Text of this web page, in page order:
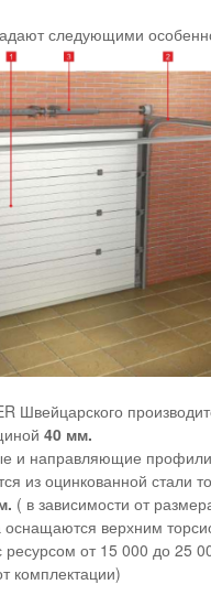
следующими
Швейцарского
40 мм.
и направляющие профили
из оцинкованной стали
( в зависимости от
оснащаются верхним
от 15 000 до 25
комплектации)